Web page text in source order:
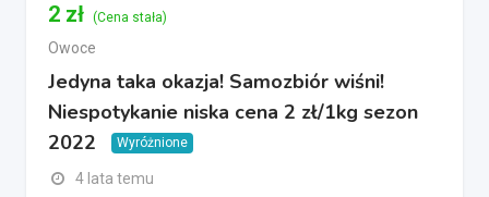
2 zł (Cena stała)
Owoce
Jedyna taka okazja! Samozbiór wiśni!
Niespotykanie niska cena 2 zł/1kg sezon
2022
Wyróżnione
4 lata temu